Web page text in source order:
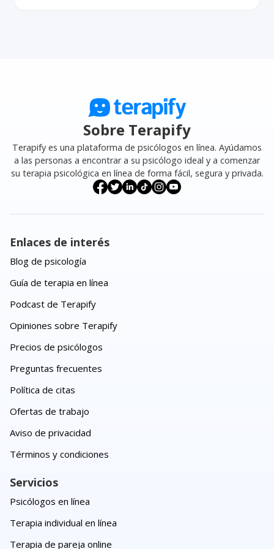
Sobre Terapify
Terapify es una plataforma de psicólogos en línea. Ayúdamos
a las personas a encontrar a su psicólogo ideal y a comenzar
su terapia psicológica en línea de forma fácil, segura y privada.
Enlaces de interés
Blog de psicología
Guía de terapia en línea
Podcast de Terapify
Opiniones sobre Terapify
Precios de psicólogos
Preguntas frecuentes
Política de citas
Ofertas de trabajo
Aviso de privacidad
Términos y condiciones
Servicios
Psicólogos en línea
Terapia individual en línea
Terapia de pareja online